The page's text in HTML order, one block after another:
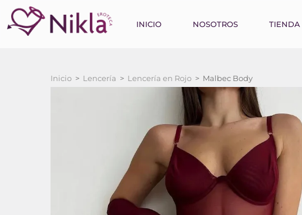
INICIO NOSOTROS TIENDA
Inicio > Lencería > Lencería en Rojo > Malbec Body